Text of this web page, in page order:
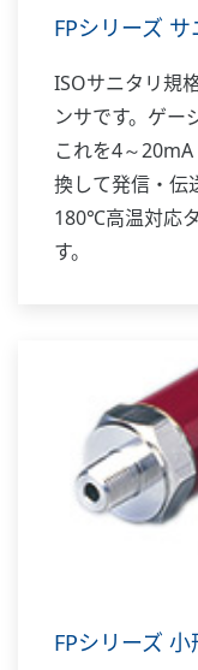
FPシリーズ
ISOサニタリ規
ンサです。ゲー
これを4～
換して発信・伝
180℃高温対応
す。
FPシリーズ